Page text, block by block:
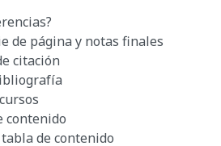
de página y notas finales
citación
contenido
de contenido